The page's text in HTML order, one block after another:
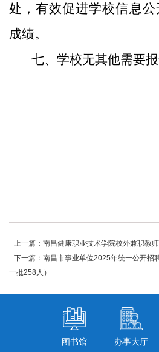
处，有效促进学校信息
成绩。
七、学校无其他需要
南昌健
2025
上一篇：南昌健康职业技术学院校外兼职教
下一篇：南昌市事业单位2025年统一公开招
一批258人）
图书馆 办事大厅